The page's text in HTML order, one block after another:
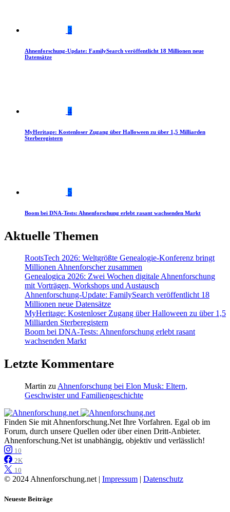
3
Ahnenforschung-Update: FamilySearch veröffentlicht 18 Millionen neue
Datensätze
4
MyHeritage: Kostenloser Zugang über Halloween zu über 1,5 Milliarden
Sterberegistern
5
Boom bei DNA-Tests: Ahnenforschung erlebt rasant wachsenden Markt
Aktuelle Themen
RootsTech 2026: Weltgrößte Genealogie-Konferenz bringt
Millionen Ahnenforscher zusammen
Genealogica 2026: Zwei Wochen digitale Ahnenforschung
mit Vorträgen, Workshops und Austausch
Ahnenforschung-Update: FamilySearch veröffentlicht 18
Millionen neue Datensätze
MyHeritage: Kostenloser Zugang über Halloween zu über 1,5
Milliarden Sterberegistern
Boom bei DNA-Tests: Ahnenforschung erlebt rasant
wachsenden Markt
Letzte Kommentare
Martin zu Ahnenforschung bei Elon Musk: Eltern,
Geschwister und Familiengeschichte
Finden Sie mit Ahnenforschung.Net Ihre Vorfahren. Egal ob im
Forum, durch unsere Quellen oder über einen Dritt-Anbieter.
Ahnenforschung.Net ist unabhängig, objektiv und verlässlich!
10
2K
10
© 2024 Ahnenforschung.net | Impressum | Datenschutz
Neueste Beiträge